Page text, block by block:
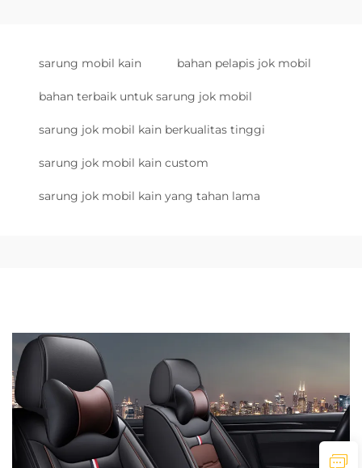
sarung mobil kain bahan pelapis jok mobil
bahan terbaik untuk sarung jok mobil
sarung jok mobil kain berkualitas tinggi
sarung jok mobil kain custom
sarung jok mobil kain yang tahan lama